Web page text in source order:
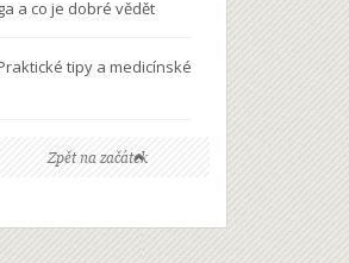
a co je dobré vědět
tipy a medicínské
Zpět na začátek